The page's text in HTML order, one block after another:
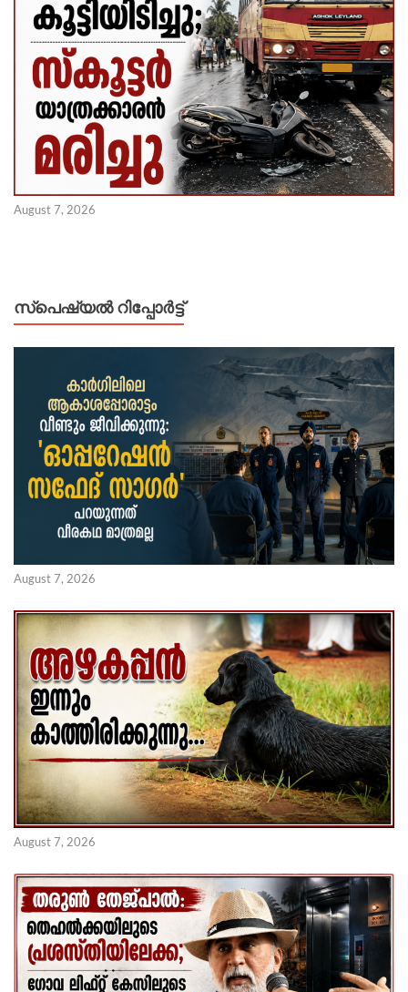
August 7, 2026
സ്പെഷ്യൽ റിപ്പോര്‍ട്ട്
August 7, 2026
August 7, 2026